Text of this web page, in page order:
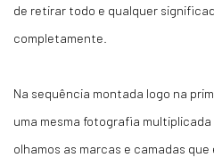
de retirar todo e qualquer
completamente.
Na sequência montada logo na
uma mesma fotografia
olhamos as marcas e camadas